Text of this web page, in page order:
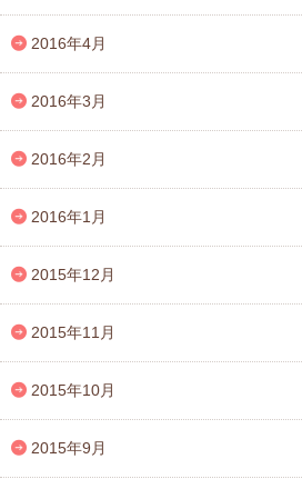
2016年4月
2016年3月
2016年2月
2016年1月
2015年12月
2015年11月
2015年10月
2015年9月